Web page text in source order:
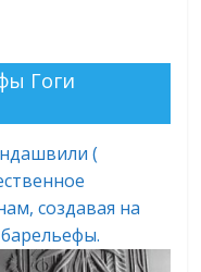
Гоги
(
создавая на